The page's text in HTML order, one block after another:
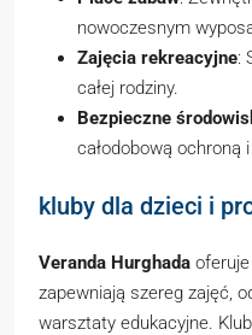
nowoczesnym
Zajęcia rekreacyjne:
całej rodziny.
Bezpieczne
całodobową ochroną
kluby dla dzieci i
Veranda Hurghada
zapewniają szereg zajęć,
warsztaty edukacyjne.